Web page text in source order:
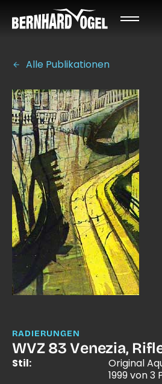
Alle Publikationen
RADIERUNGEN
WVZ 83 Venezia,
Stil:
Original
1999 von 3